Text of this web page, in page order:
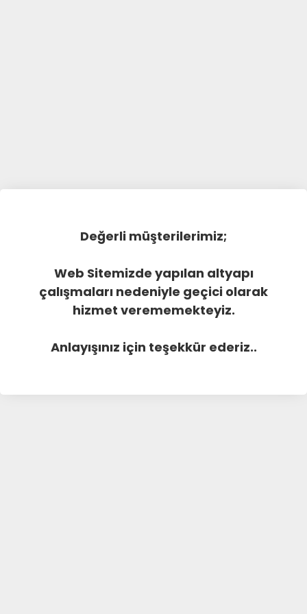
Değerli müşterilerimiz;
Web Sitemizde yapılan altyapı
çalışmaları nedeniyle geçici olarak
hizmet verememekteyiz.
Anlayışınız için teşekkür ederiz..